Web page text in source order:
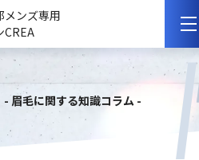
メンズ専用
CREA
- 眉毛に関する知識コラム -